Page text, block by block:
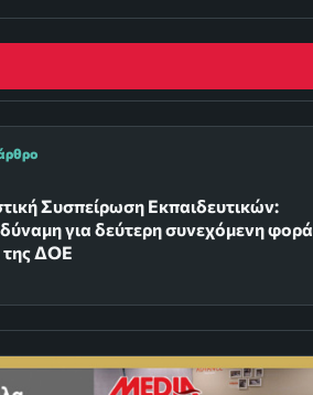
Συσπείρωση Εκπαιδευτικών:
για δεύτερη συνεχόμενη φορά
ΔΟΕ